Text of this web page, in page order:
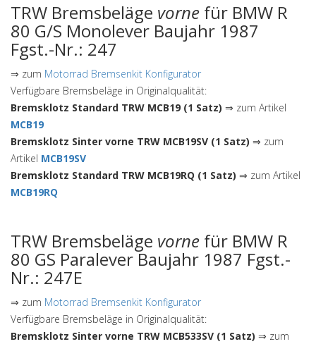
TRW Bremsbeläge vorne für BMW R
80 G/S Monolever Baujahr 1987
Fgst.-Nr.: 247
⇒ zum Motorrad Bremsenkit Konfigurator
Verfügbare Bremsbeläge in Originalqualität:
Bremsklotz Standard TRW MCB19 (1 Satz) ⇒ zum Artikel
MCB19
Bremsklotz Sinter vorne TRW MCB19SV (1 Satz) ⇒ zum
Artikel MCB19SV
Bremsklotz Standard TRW MCB19RQ (1 Satz) ⇒ zum Artikel
MCB19RQ
TRW Bremsbeläge vorne für BMW R
80 GS Paralever Baujahr 1987 Fgst.-
Nr.: 247E
⇒ zum Motorrad Bremsenkit Konfigurator
Verfügbare Bremsbeläge in Originalqualität:
Bremsklotz Sinter vorne TRW MCB533SV (1 Satz) ⇒ zum